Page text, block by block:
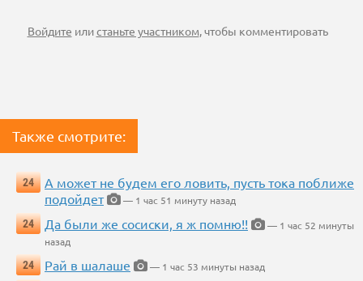
Войдите илистаньте участником, чтобы комментировать
Также смотрите:
24
А может не будем его ловить, пусть тока поближе
подойдет
— 1 час 51 минуту назад
24
Да были же сосиски, я ж помню!!
— 1 час 52 минуты
назад
24
Рай в шалаше
— 1 час 53 минуты назад